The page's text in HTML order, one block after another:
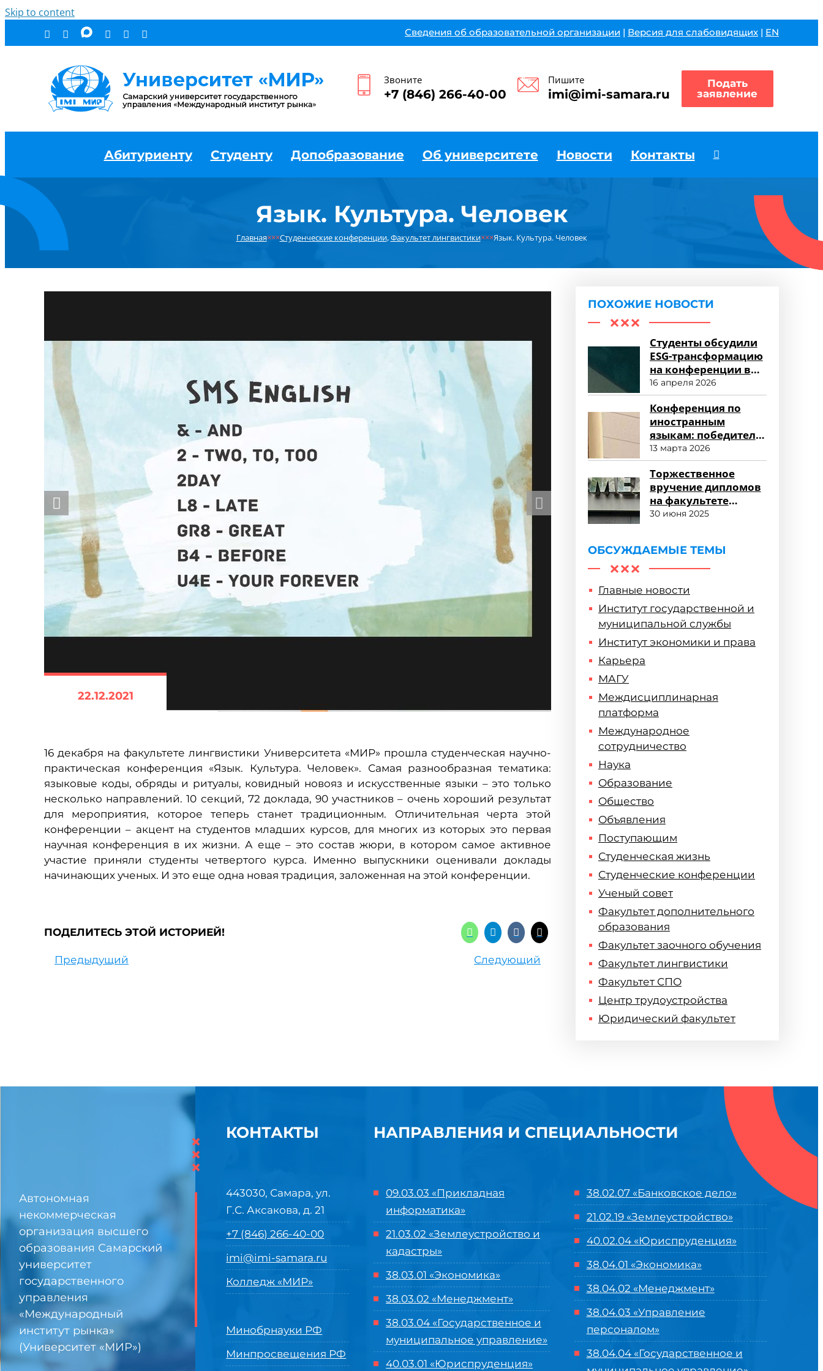
Skip to content
Сведения об образовательной организации | Версия для слабовидящих | EN
Звоните
+7 (846) 266-40-00
Пишите
imi@imi-samara.ru
Подать
заявление
Абитуриенту Студенту Допобразование Об университете Новости Контакты
Язык. Культура. Человек
Главная×××Студенческие конференции,Факультет лингвистики×××Язык. Культура. Человек
22.12.2021
16 декабря на факультете лингвистики Университета «МИР» прошла студенческая научно-
практическая конференция «Язык. Культура. Человек». Самая разнообразная тематика:
языковые коды, обряды и ритуалы, ковидный новояз и искусственные языки – это только
несколько направлений. 10 секций, 72 доклада, 90 участников – очень хороший результат
для мероприятия, которое теперь станет традиционным. Отличительная черта этой
конференции – акцент на студентов младших курсов, для многих из которых это первая
научная конференция в их жизни. А еще – это состав жюри, в котором самое активное
участие приняли студенты четвертого курса. Именно выпускники оценивали доклады
начинающих ученых. И это еще одна новая традиция, заложенная на этой конференции.
ПОДЕЛИТЕСЬ ЭТОЙ ИСТОРИЕЙ!
Предыдущий Следующий
ПОХОЖИЕ НОВОСТИ
Студенты обсудили
ESG-трансформацию
на конференции в
Университете «МИР»
16 апреля 2026
Конференция по
иностранным
языкам: победители
и достижения
13 марта 2026
Торжественное
вручение дипломов
на факультете
лингвистики
30 июня 2025
ОБСУЖДАЕМЫЕ ТЕМЫ
Главные новости
Институт государственной и
муниципальной службы
Институт экономики и права
Карьера
МАГУ
Междисциплинарная
платформа
Международное
сотрудничество
Наука
Образование
Общество
Объявления
Поступающим
Студенческая жизнь
Студенческие конференции
Ученый совет
Факультет дополнительного
образования
Факультет заочного обучения
Факультет лингвистики
Факультет СПО
Центр трудоустройства
Юридический факультет
Автономная
некоммерческая
организация высшего
образования Самарский
университет
государственного
управления
«Международный
институт рынка»
(Университет «МИР»)
×
×
×
КОНТАКТЫ
443030, Самара, ул.
Г.С. Аксакова, д. 21
+7 (846) 266-40-00
imi@imi-samara.ru
Колледж «МИР»
Минобрнауки РФ
Минпросвещения РФ
НАПРАВЛЕНИЯ И СПЕЦИАЛЬНОСТИ
09.03.03 «Прикладная
информатика»
21.03.02 «Землеустройство и
кадастры»
38.03.01 «Экономика»
38.03.02 «Менеджмент»
38.03.04 «Государственное и
муниципальное управление»
40.03.01 «Юриспруденция»
38.02.07 «Банковское дело»
21.02.19 «Землеустройство»
40.02.04 «Юриспруденция»
38.04.01 «Экономика»
38.04.02 «Менеджмент»
38.04.03 «Управление
персоналом»
38.04.04 «Государственное и